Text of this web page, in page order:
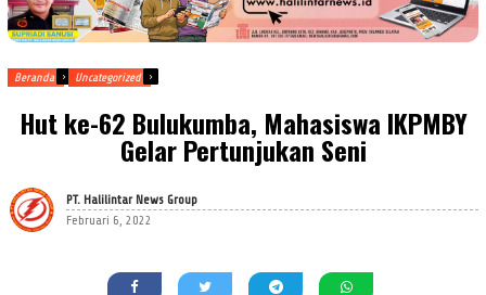
Beranda Uncategorized
Hut ke-62 Bulukumba, Mahasiswa IKPMBY
Gelar Pertunjukan Seni
PT. Halilintar News Group
Februari 6, 2022